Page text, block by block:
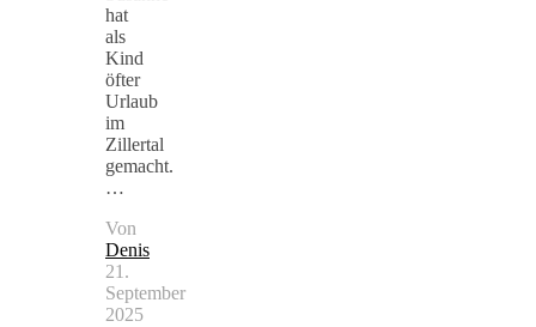
hat
als
Kind
öfter
Urlaub
im
Zillertal
gemacht.
…
Von
Denis
21.
September
2025